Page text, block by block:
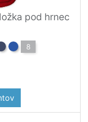
pod hrnec
8